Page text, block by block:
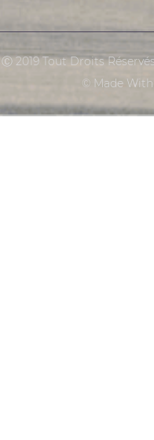
Ⓒ 2019 Tout Droits
© Made